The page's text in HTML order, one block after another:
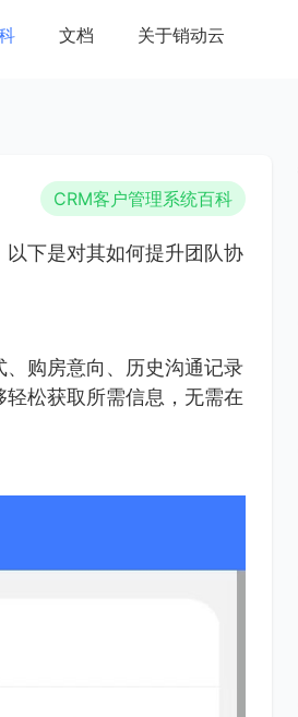
文档 关于销动云
CRM客户管理系统百科
下是对其如何提升团队协
购房意向、历史沟通记录
松获取所需信息，无需在